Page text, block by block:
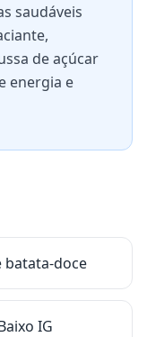
saudáveis
de açúcar
energia e
batata-doce
IG